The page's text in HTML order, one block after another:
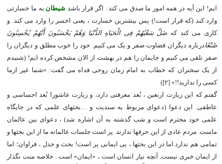
ایم! این آیه در همه امور ما صدق می کند . اگر قرار باشد شیطان به ما خسارتی
وارد کند (که قرار است!) پس بیشترین خسارت ، یعنی اخسر را وارد می کند. و
کاری می کند که ضَلَّ سَعْیُهُمْ فِی الْحَیَاهِ الدُّنْیَا وَهُمْ یَحْسَبُونَ أَنَّهُمْ یُحْسِنُونَ
صُنْعًادرباره دیگران قضاوت صفر و یک می کنیم. خود را خوب مطلق و دیگران را
صفر تلقی می کنیم و جایمان را هم در بهشت از الان مشخص کرده ایم! (شنیدم
از یک سخنران که خطاب به امام زمان روحی فداه می گفت: «شما غیر ازما
کسی را ندارید!!» [۲])
گفتم که این زیارت اربعین ، بُعد معرفتی دارد، و زیارت عاشورا بُعد احساسی و
عاطفی. این دعوا (دعوای مربوط به سندیت و …بحثهای علمی که در جایگاه
علمی خود محترم است و شب گذشته به آن اشاره شد) ، دعوای بین عالمان
ماست. مردم عادی از این حرفها ندارند. پر است جلسات عالمانه ما از این بحثها و
تمامی هم ندارد.اما در این بحثها ، بی ایمانی پر است! بحث و جدل ، فراوان؛ اما
از ایمان خبری نیست. آنچه نیاز انسان است ، «ایمان» است . خلاصه منت نگذار